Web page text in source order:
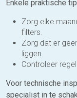
Enkele praktische
Zorg elke
filters.
Zorg dat er
liggen.
Controleer
Voor technische
specialist in te